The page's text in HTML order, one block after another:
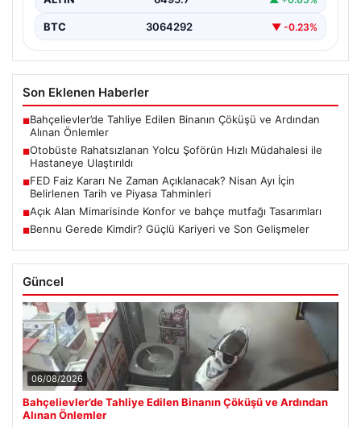
BTC 3064292 ▼ -0.23%
Son Eklenen Haberler
■Bahçelievler’de Tahliye Edilen Binanın Çöküşü ve Ardından
Alınan Önlemler
■Otobüste Rahatsızlanan Yolcu Şoförün Hızlı Müdahalesi ile
Hastaneye Ulaştırıldı
■FED Faiz Kararı Ne Zaman Açıklanacak? Nisan Ayı İçin
Belirlenen Tarih ve Piyasa Tahminleri
■Açık Alan Mimarisinde Konfor ve bahçe mutfağı Tasarımları
■Bennu Gerede Kimdir? Güçlü Kariyeri ve Son Gelişmeler
Güncel
06/08/2026
Bahçelievler’de Tahliye Edilen Binanın Çöküşü ve Ardından
Alınan Önlemler